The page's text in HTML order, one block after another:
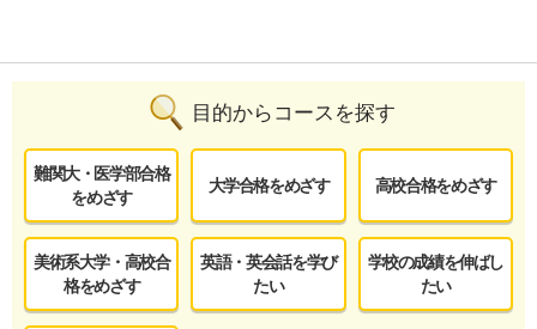
目的からコースを探す
難関大・医学部合格
をめざす
大学合格をめざす 高校合格をめざす
美術系大学・高校合
格をめざす
英語・英会話を学び
たい
学校の成績を伸ばし
たい